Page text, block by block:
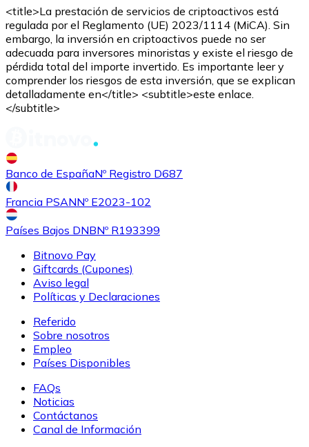
Comprar
SHIB
ComprarUniswap
UNI
<title>La prestación de servicios de criptoactivos está
regulada por el Reglamento (UE) 2023/1114 (MiCA). Sin
embargo, la inversión en criptoactivos puede no ser
adecuada para inversores minoristas y existe el riesgo de
pérdida total del importe invertido. Es importante leer y
comprender los riesgos de esta inversión, que se explican
detalladamente en</title> <subtitle>este enlace.
</subtitle>
Banco de EspañaNº Registro D687
Francia PSANNº E2023-102
Países Bajos DNBNº R193399
Bitnovo Pay
Giftcards (Cupones)
Aviso legal
Políticas y Declaraciones
Referido
Sobre nosotros
Empleo
Países Disponibles
FAQs
Noticias
Contáctanos
Canal de Información